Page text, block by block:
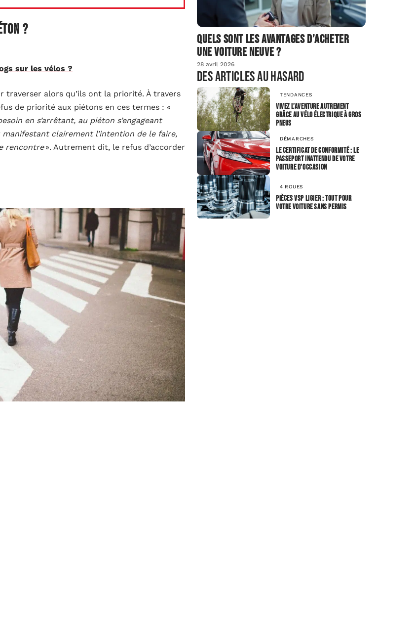
?
sur les vélos ?
traverser alors qu’ils ont la priorité. À travers
de priorité aux piétons en ces termes : «
en s’arrêtant, au piéton s’engageant
clairement l’intention de le faire,
rencontre». Autrement dit, le refus d’accorder
Quels sont les avantages d’acheter
une voiture neuve ?
28 avril 2026
Des articles au hasard
TENDANCES
Vivez l’aventure autrement
grâce au vélo électrique à gros
pneus
DÉMARCHES
Le Certificat de Conformité : Le
passeport inattendu de votre
voiture d’occasion
4 ROUES
Pièces VSP Ligier : tout pour
votre voiture sans permis